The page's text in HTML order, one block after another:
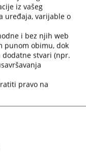
iz vašeg
uređaja, varijable o
i bez njih web
punom obimu, dok
dodatne stvari (npr.
pravo na